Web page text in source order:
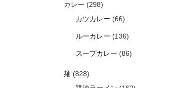
カレー (298)
カツカレー (66)
ルーカレー (136)
スープカレー (86)
麺(828)